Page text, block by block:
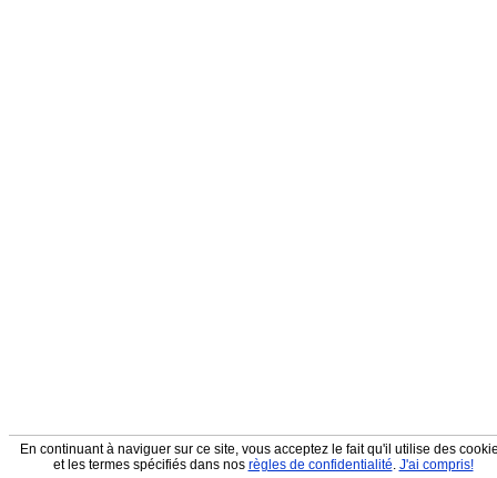
En continuant à naviguer sur ce site, vous acceptez le fait qu'il utilise des
et les termes spécifiés dans nos règles de confidentialité. J'ai compris!